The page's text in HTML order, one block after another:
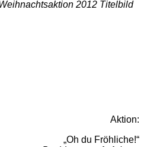
Aktion:
„Oh du Fröhliche!“